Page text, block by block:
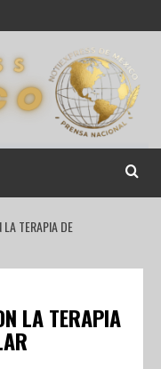
LA TERAPIA DE
LA TERAPIA